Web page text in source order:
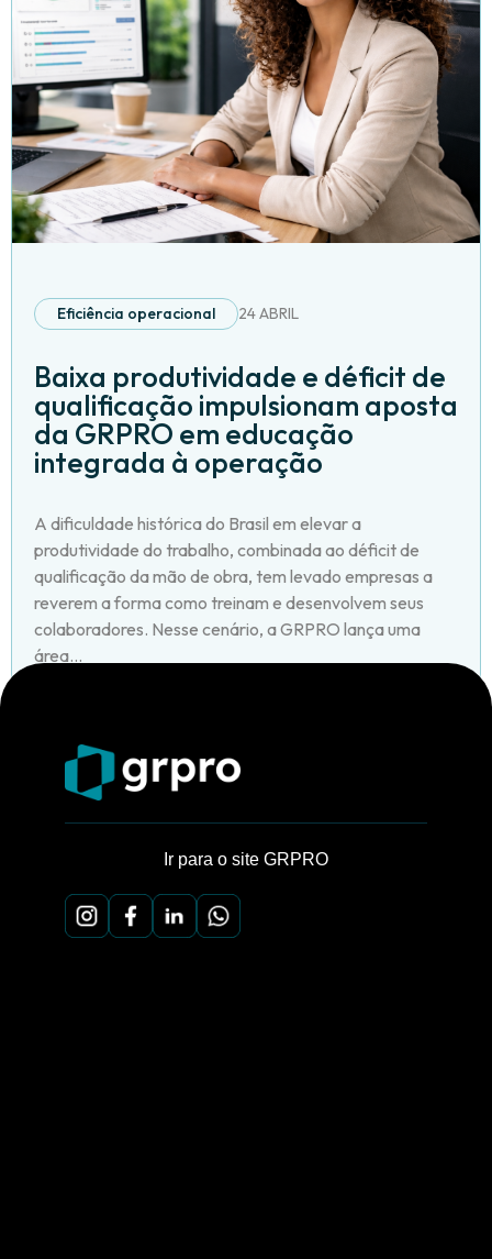
Eficiência operacional 24 ABRIL
Baixa produtividade e déficit de
qualificação impulsionam aposta
da GRPRO em educação
integrada à operação
A dificuldade histórica do Brasil em elevar a
produtividade do trabalho, combinada ao déficit de
qualificação da mão de obra, tem levado empresas a
reverem a forma como treinam e desenvolvem seus
colaboradores. Nesse cenário, a GRPRO lança uma
área...
Ir para o site GRPRO